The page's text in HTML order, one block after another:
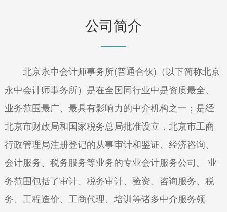
公司简介
北京永中会计师事务所(普通合伙)（以下简称北京
永中会计师事务所）是在全国同行业中是资质最全、
业务范围最广、最具有影响力的中介机构之一；是经
北京市财政局和国家税务总局批准设立，北京市工商
行政管理局注册登记的从事审计和鉴证、经济咨询、
会计服务、税务服务等业务的专业会计服务公司。 业
务范围包括了审计、税务审计、验资、咨询服务、税
务、工程造价、工商代理、培训等诸多中介服务领